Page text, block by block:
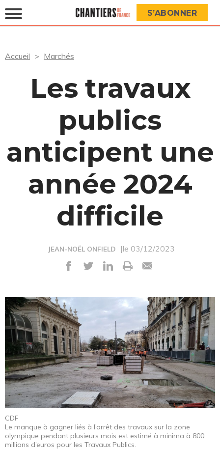
S’ABONNER
Accueil Marchés
Les travaux
publics
anticipent une
année 2024
difficile
JEAN-NOËL ONFIELD |le 03/12/2023
CDF
Le manque à gagner liés à l’arrêt des travaux sur la zone
olympique pendant plusieurs mois est estimé à minima à 800
millions d’euros pour les Travaux Publics.